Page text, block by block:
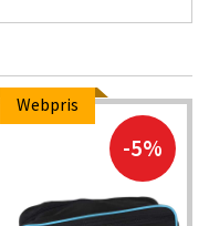
Webpris
-5%